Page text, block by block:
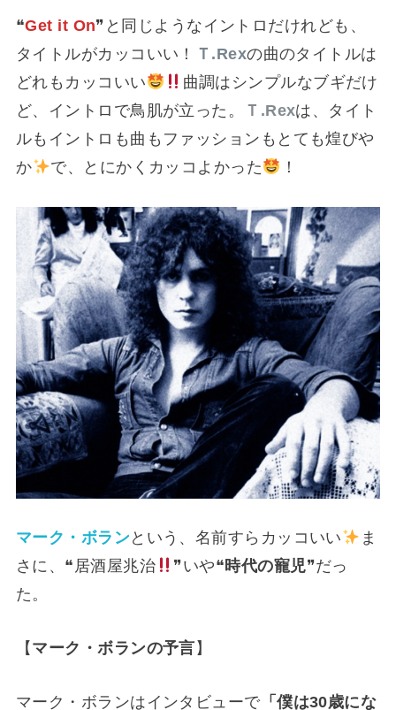
❝Get it On❞と同じようなイントロだけれども、
タイトルがカッコいい！
Ｔ.Rexの曲のタイトルは
どれもカッコいい
曲調はシンプルなブギだけ
ど、イントロで鳥肌が立った。
Ｔ.Rexは、タイト
ルもイントロも曲もファッションもとても煌びや
か
で、とにかくカッコよかった ！
マーク・ボランという、名前すらカッコいい
ま
さに、❝居酒屋兆治
❞いや❝時代の寵児❞だっ
た。
【 マーク・ボランの予言 】
マーク・ボランはインタビューで「僕は30歳にな